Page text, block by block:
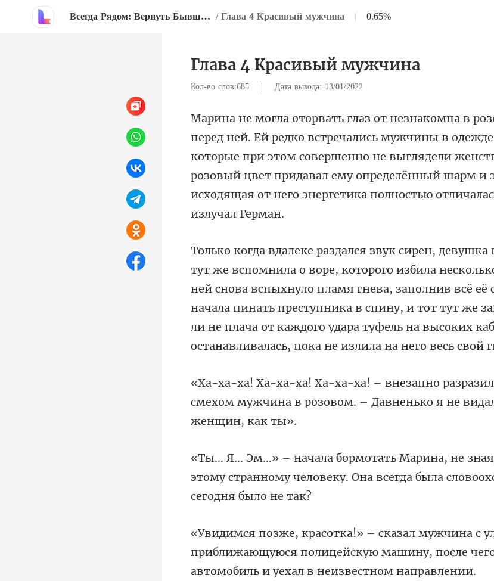
Всегда Рядом: Вернуть Бывшую Жену / Глава 4 Красивый мужчина | 0.65%
Глава 4 Красивый мужчина
Кол-во слов:685 | Дата выхода: 13/01/2022
которые при этом совершенно не выглядели
розовый цвет придавал ему опреде
ней снова вспыхнуло пламя гнева, заполнив всё её
начала пинать преступника в спину, и тот тут же
смехом мужчина в розовом. – Давн
этому странному человеку. Она в
приближающуюся полицейскую машину, после